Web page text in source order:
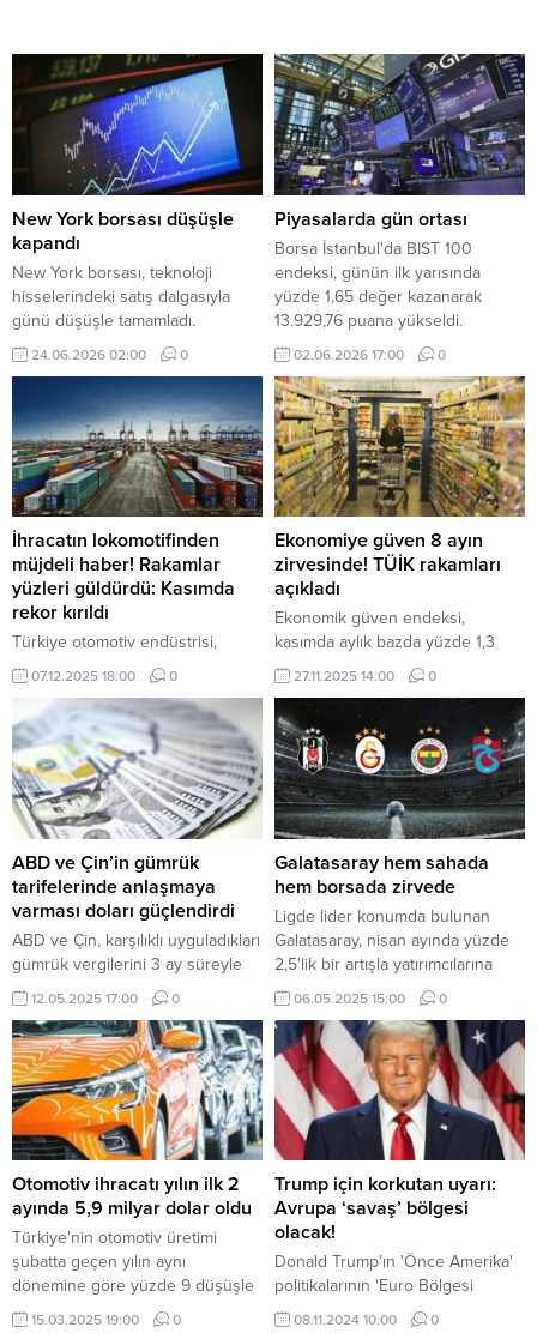
New York borsası düşüşle
kapandı
New York borsası, teknoloji
hisselerindeki satış dalgasıyla
günü düşüşle tamamladı.
Kapanışta Dow Jones endeksi,
yüzde 0,09 azalarak 51.666,84
puana geriledi.
24.06.2026 02:00 0
Piyasalarda gün ortası
Borsa İstanbul'da BIST 100
endeksi, günün ilk yarısında
yüzde 1,65 değer kazanarak
13.929,76 puana yükseldi.
02.06.2026 17:00 0
İhracatın lokomotifinden
müjdeli haber! Rakamlar
yüzleri güldürdü: Kasımda
rekor kırıldı
Türkiye otomotiv endüstrisi,
Kasım ayında ihracatını %16
artırarak 3.75 milyar dolara
yükseltti. Ocak-Kasım dönemi
ihracatı 37.7 milyar doları aşarken,
özellikle Çekiciler ihracatı %101’lik
çarpıcı bir yükseliş kaydetti.
07.12.2025 18:00 0
Ekonomiye güven 8 ayın
zirvesinde! TÜİK rakamları
açıkladı
Ekonomik güven endeksi,
kasımda aylık bazda yüzde 1,3
artarak 99,5 değerini aldı.
27.11.2025 14:00 0
ABD ve Çin’in gümrük
tarifelerinde anlaşmaya
varması doları güçlendirdi
ABD ve Çin, karşılıklı uyguladıkları
gümrük vergilerini 3 ay süreyle
düşürecekleri konusunda
anlaşmalarının ardından dolar
diğer para birimleri karşısında
değer kazandı.
12.05.2025 17:00 0
Galatasaray hem sahada
hem borsada zirvede
Ligde lider konumda bulunan
Galatasaray, nisan ayında yüzde
2,5'lik bir artışla yatırımcılarına
kazandıran tek spor şirketi oldu.
Diğer 'dört büyükler' ise kötü
performansları ile yatırımcılarını
kayba uğrattı.
06.05.2025 15:00 0
Otomotiv ihracatı yılın ilk 2
ayında 5,9 milyar dolar oldu
Türkiye'nin otomotiv üretimi
şubatta geçen yılın aynı
dönemine göre yüzde 9 düşüşle
218 bin 991 adede geriledi.
15.03.2025 19:00 0
Trump için korkutan uyarı:
Avrupa ‘savaş’ bölgesi
olacak!
Donald Trump’ın 'Önce Amerika'
politikalarının 'Euro Bölgesi
ekonomisi ile yeni bir ticaret
08.11.2024 10:00 0